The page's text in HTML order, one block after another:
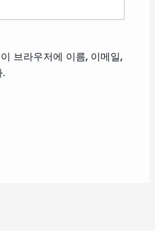
브라우저에 이름, 이메일,